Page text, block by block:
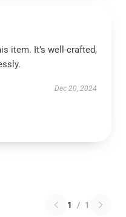
item. It’s well-crafted,
Dec 20, 2024
1 / 1